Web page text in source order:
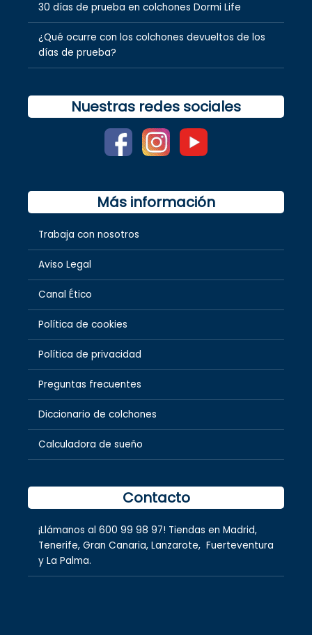
30 días de prueba en colchones Dormi Life
¿Qué ocurre con los colchones devueltos de los
días de prueba?
Nuestras redes sociales
Más información
Trabaja con nosotros
Aviso Legal
Canal Ético
Política de cookies
Política de privacidad
Preguntas frecuentes
Diccionario de colchones
Calculadora de sueño
Contacto
¡Llámanos al 600 99 98 97! Tiendas en Madrid,
Tenerife, Gran Canaria, Lanzarote, Fuerteventura
y La Palma.